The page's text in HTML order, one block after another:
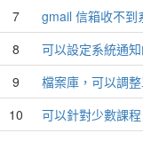
7
gmail 信箱收不到
8
可以設定系統通
9
檔案庫，可以調
10
可以針對少數課